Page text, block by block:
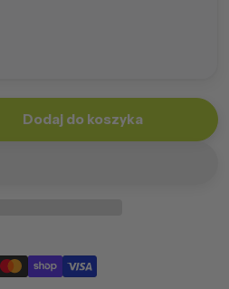
Dot Plusz + poduszka
dla Sakwa Dot Plusz +
Dodaj do koszyka